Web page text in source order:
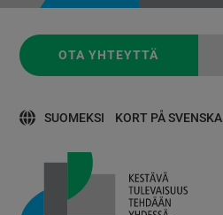
SUOMEKSI KORT PÅ SVENSKA
OTA YHTEYTTÄ